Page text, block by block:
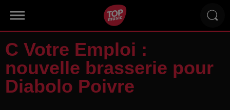
C Votre Emploi :
nouvelle brasserie pour
Diabolo Poivre